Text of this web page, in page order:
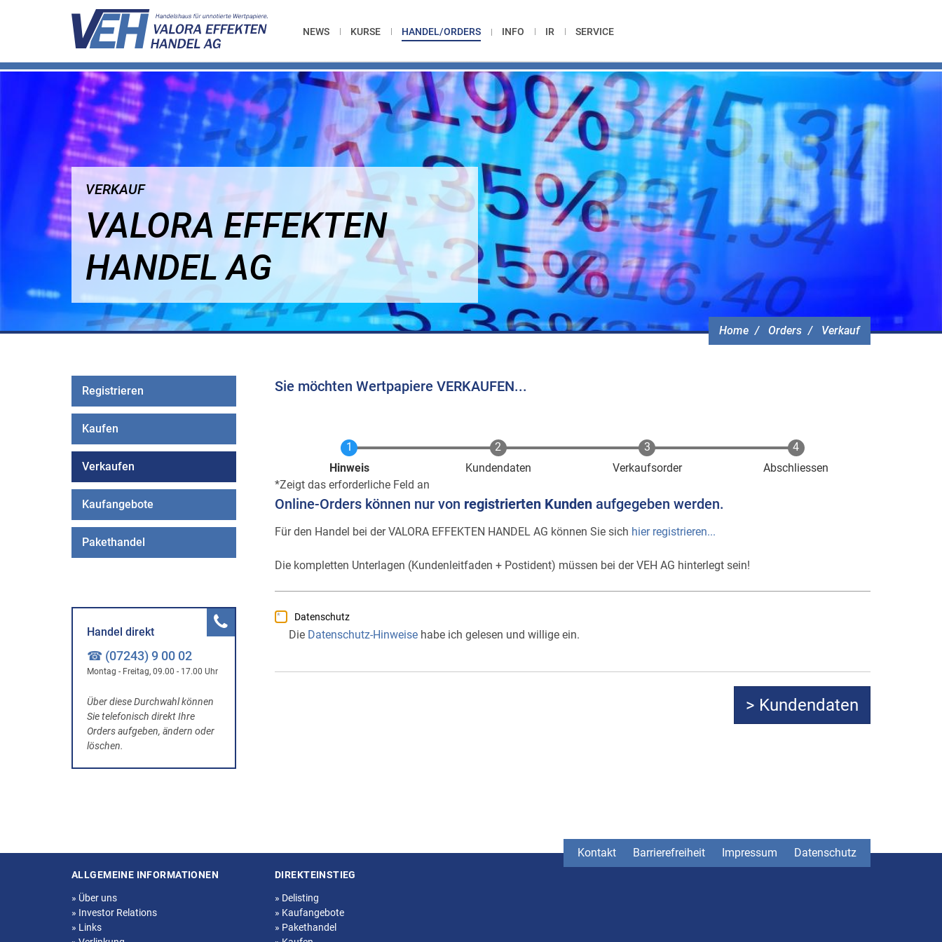
NEWS KURSE HANDEL/ORDERS INFO IR SERVICE
Home Orders Verkauf
VERKAUF
VALORA EFFEKTEN
HANDEL AG
Sie möchten Wertpapiere VERKAUFEN...
Aktuell
Hinweis Kundendaten Verkaufsorder
Abschliessen
Zeigt das erforderliche Feld an
Online-Orders können nur von registrierten Kunden aufgegeben werden.
Für den Handel bei der VALORA EFFEKTEN HANDEL AG können Sie sich hier registrieren...
Die kompletten Unterlagen (Kundenleitfaden + Postident) müssen bei der VEH AG hinterlegt sein!
Datenschutz
Die Datenschutz-Hinweise habe ich gelesen und willige ein.
Registrieren
Kaufen
Verkaufen
Kaufangebote
Pakethandel
Handel direkt
☎ (07243) 9 00 02
Montag - Freitag, 09.00 - 17.00 Uhr
Über diese Durchwahl können
Sie telefonisch direkt Ihre
Orders aufgeben, ändern oder
löschen.
Kontakt Barrierefreiheit Impressum Datenschutz
Seitenstruktur
ALLGEMEINE INFORMATIONEN
» Über uns
» Investor Relations
» Links
DIREKTEINSTIEG
» Delisting
» Kaufangebote
» Pakethandel